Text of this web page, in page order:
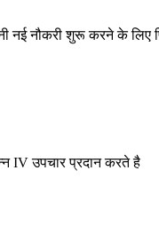
नई नौकरी शुरू करने के लिए
IV उपचार प्रदान करते है